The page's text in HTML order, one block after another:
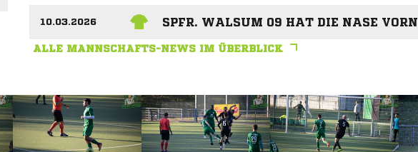
10.03.2026 SPFR. WALSUM 09 HAT DIE NASE VORN
ALLE MANNSCHAFTS-NEWS IM ÜBERBLICK